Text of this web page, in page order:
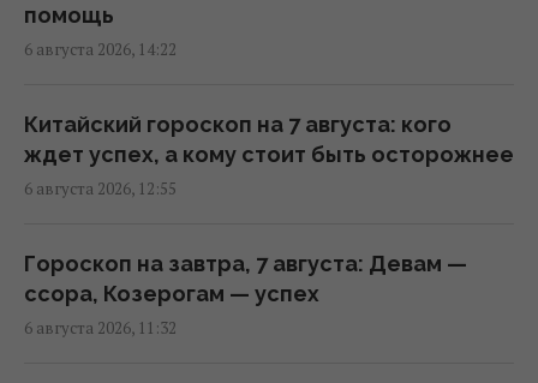
12:30 среда, 05 августа 2026
одновременно оказаться в "весне" и "зиме"
10:04 среда, 05 августа 2026
но почти никто этого не заметил: что
произошло
10:02 среда, 05 августа 2026
помощь
6 августа 2026, 14:22
Китайский гороскоп на 7 августа: кого
ждет успех, а кому стоит быть осторожнее
6 августа 2026, 12:55
Гороскоп на завтра, 7 августа: Девам —
ссора, Козерогам — успех
6 августа 2026, 11:32